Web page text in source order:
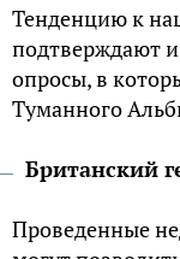
Тенденцию к
подтверждают
опросы, в
Туманного
Британский
Проведенные